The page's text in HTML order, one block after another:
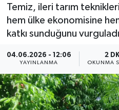
Temiz, ileri tarım
hem ülke ekonomisine
katkı sunduğunu
04.06.2026 - 12:06
YAYINLANMA
2 DK
OKUNMA
Eğitim
Kültür Sanat
Spor
Tüm Manşetler
Son Dakika Haberleri
Haber Arşivi